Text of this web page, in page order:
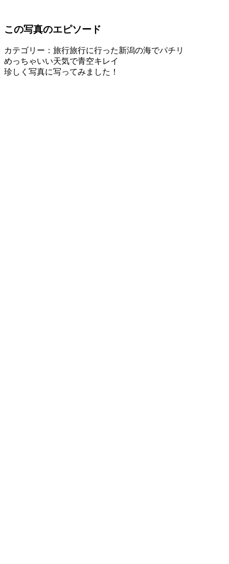
この写真のエピソード
カテゴリー：旅行旅行に行った新潟の海でパチリ
めっちゃいい天気で青空キレイ
珍しく写真に写ってみました！